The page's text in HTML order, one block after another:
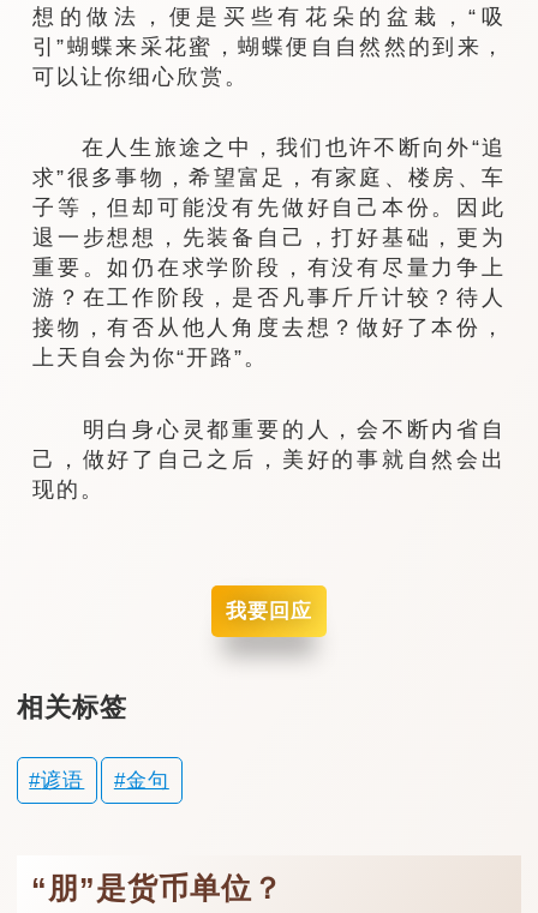
想的做法，便是买些有花朵的盆栽，“吸
引”蝴蝶来采花蜜，蝴蝶便自自然然的到来，
可以让你细心欣赏。
在人生旅途之中，我们也许不断向外“追
求”很多事物，希望富足，有家庭、楼房、车
子等，但却可能没有先做好自己本份。因此
退一步想想，先装备自己，打好基础，更为
重要。如仍在求学阶段，有没有尽量力争上
游？在工作阶段，是否凡事斤斤计较？待人
接物，有否从他人角度去想？做好了本份，
上天自会为你“开路”。
明白身心灵都重要的人，会不断内省自
己，做好了自己之后，美好的事就自然会出
现的。
我要回应
相关标签
谚语 金句
“朋”是货币单位？